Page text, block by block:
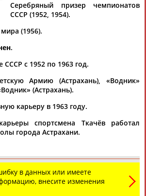
Рамазан
АБАЧАРАЕВ
АБДИКАРИМОВААБДРАХМАНОВ
Серебряный призер чемпионатов
СССР (1952, 1954).
(1956).
.
с 1952 по 1963 год.
Армию (Астрахань), «Водник»
(Астрахань).
карьеру в 1963 году.
спортсмена Ткачёв работал
города Астрахани.
в данных или имеете
внесите изменения